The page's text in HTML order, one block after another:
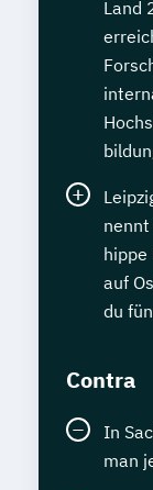
Land
nennt
hippe
auf
du
Contra
In
man